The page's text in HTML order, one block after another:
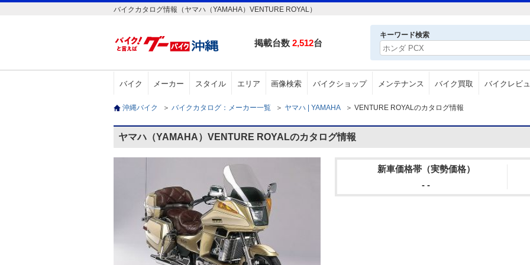
バイクカタログ情報（ヤマハ（YAMAHA）VENTURE ROYAL）
掲載台数 2,512台
キーワード検索
バイク メーカー スタイル エリア 画像検索 バイクショップ メンテナンス バイク買取 バイクレビ
沖縄バイク ＞ バイクカタログ：メーカー一覧 ＞ ヤマハ | YAMAHA ＞ VENTURE ROYALのカタログ情報
ヤマハ（YAMAHA）VENTURE ROYALのカタログ情報
新車価格帯（実勢価格）
- -